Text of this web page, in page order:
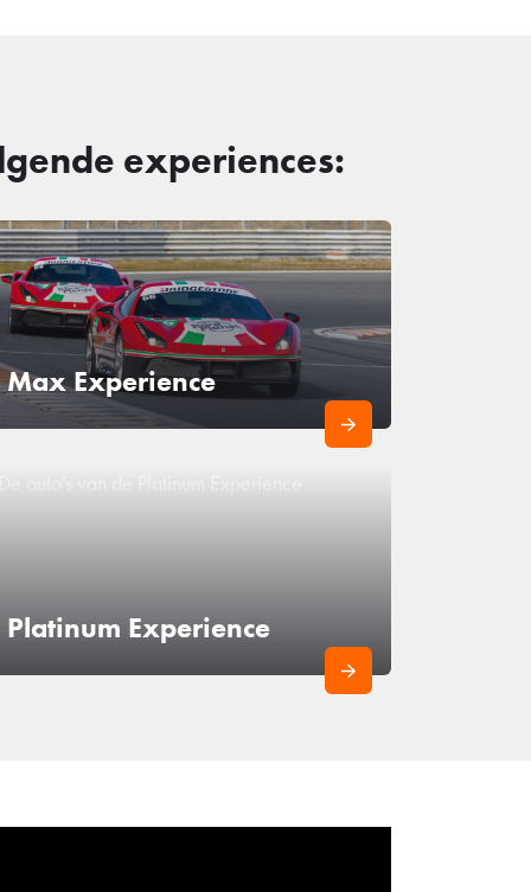
experiences:
Max Experience
Platinum Experience